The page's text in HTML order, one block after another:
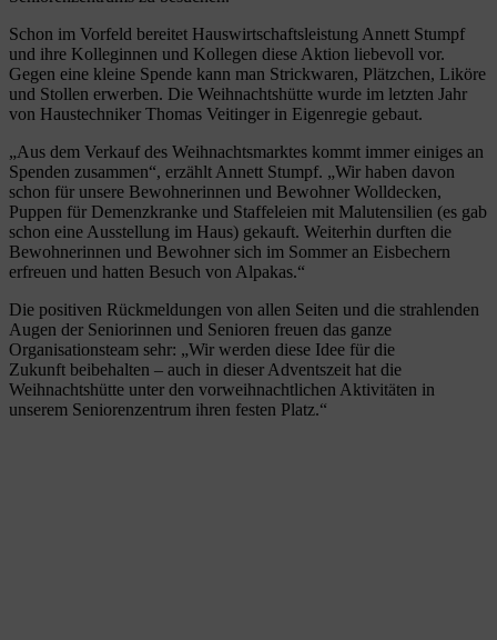
Schon im Vorfeld bereitet Hauswirtschaftsleistung Annett Stumpf
und ihre Kolleginnen und Kollegen diese Aktion liebevoll vor.
Gegen eine kleine Spende kann man Strickwaren, Plätzchen, Liköre
und Stollen erwerben. Die Weihnachtshütte wurde im letzten Jahr
von Haustechniker Thomas Veitinger in Eigenregie gebaut.
„Aus dem Verkauf des Weihnachtsmarktes kommt immer einiges an
Spenden zusammen“, erzählt Annett Stumpf. „Wir haben davon
schon für unsere Bewohnerinnen und Bewohner Wolldecken,
Puppen für Demenzkranke und Staffeleien mit Malutensilien (es gab
schon eine Ausstellung im Haus) gekauft. Weiterhin durften die
Bewohnerinnen und Bewohner sich im Sommer an Eisbechern
erfreuen und hatten Besuch von Alpakas.“
Die positiven Rückmeldungen von allen Seiten und die strahlenden
Augen der Seniorinnen und Senioren freuen das ganze
Organisationsteam sehr: „Wir werden diese Idee für die
Zukunft beibehalten – auch in dieser Adventszeit hat die
Weihnachtshütte unter den vorweihnachtlichen Aktivitäten in
unserem Seniorenzentrum ihren festen Platz.“